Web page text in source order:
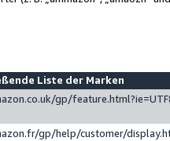
Liste der Marken
gp/
gp/help/customer/